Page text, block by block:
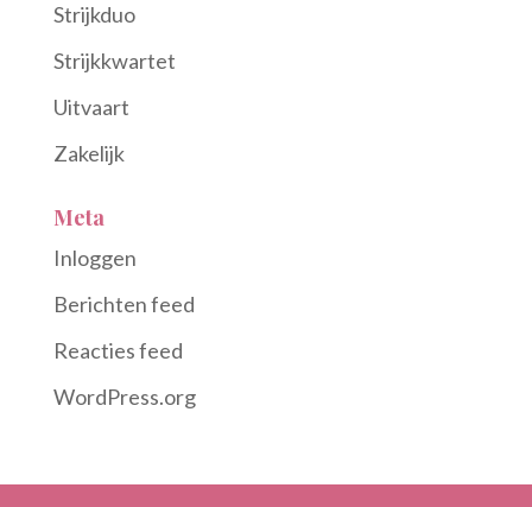
Strijkduo
Strijkkwartet
Uitvaart
Zakelijk
Meta
Inloggen
Berichten feed
Reacties feed
WordPress.org